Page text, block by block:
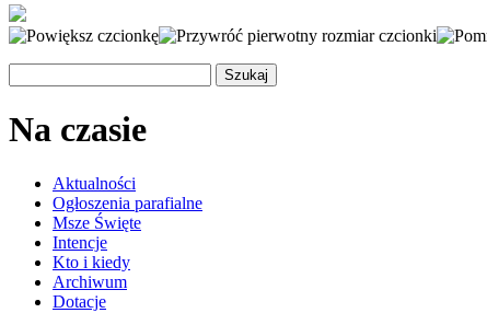
Na czasie
Aktualności
Ogłoszenia parafialne
Msze Święte
Intencje
Kto i kiedy
Archiwum
Dotacje